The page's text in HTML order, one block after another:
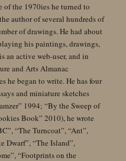
of the 1970ies he turned to
author of several hundreds of
of drawings. He had about
his paintings, drawings,
an active web-user, and in
and Arts Almanac
he began to write. He has four
and miniature sketches
1994; “By the Sweep of
Book” 2010), he wrote
“The Turncoat”, “Ant”,
Dwarf”, “The Island”,
“Footprints on the